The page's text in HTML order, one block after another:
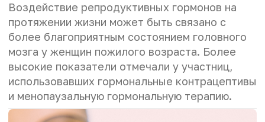
Воздействие репродуктивных гормонов на
протяжении жизни может быть связано с
более благоприятным состоянием головного
мозга у женщин пожилого возраста. Более
высокие показатели отмечали у участниц,
использовавших гормональные контрацептивы
и менопаузальную гормональную терапию.